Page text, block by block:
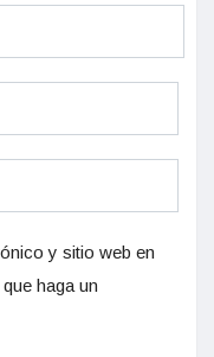
y sitio web en
haga un